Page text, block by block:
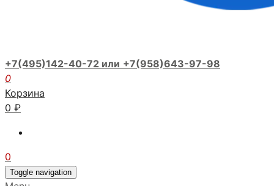
+7(495)142-40-72 или +7(958)643-97-98
0
Корзина
0 ₽
0
Toggle navigation